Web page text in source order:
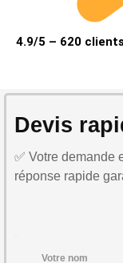
4.9/5 – 620
Devis
✅ Votre demande
réponse rapide
Votre nom